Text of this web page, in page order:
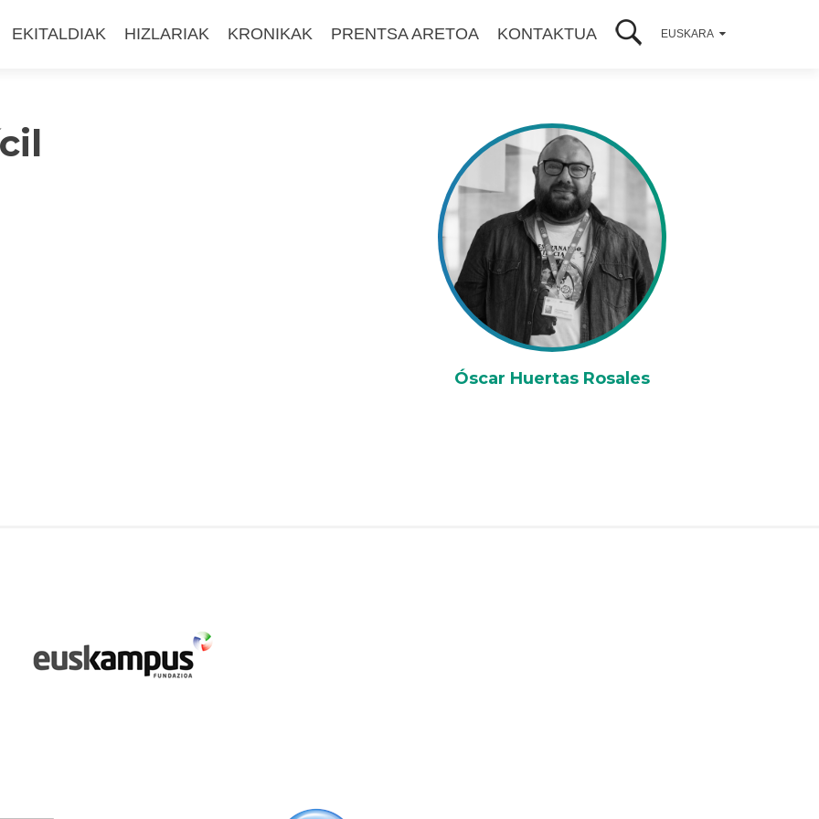
EKITALDIAK HIZLARIAK KRONIKAK PRENTSA ARETOA KONTAKTUA EUSKARA
Óscar Huertas Rosales